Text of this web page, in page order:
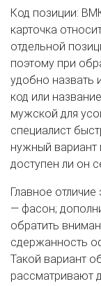
Код позиции:
карточка
отдельной
поэтому при
удобно назвать
код или
мужской для
специалист
нужный вариант
доступен ли он
Главное
— фасон;
обратить
сдержанность
Такой вариант
рассматривают